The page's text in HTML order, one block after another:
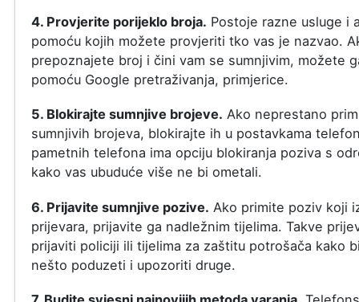
4. Provjerite porijeklo broja. Postoje razne usluge i
pomoću kojih možete provjeriti tko vas je nazvao.
prepoznajete broj i čini vam se sumnjivim, možete
pomoću Google pretraživanja, primjerice.
5. Blokirajte sumnjive brojeve. Ako neprestano
sumnjivih brojeva, blokirajte ih u postavkama
pametnih telefona ima opciju blokiranja poziva s
kako vas ubuduće više ne bi ometali.
6. Prijavite sumnjive pozive. Ako primite poziv koji
prijevara, prijavite ga nadležnim tijelima. Takve
prijaviti policiji ili tijelima za zaštitu potrošača kako
nešto poduzeti i upozoriti druge.